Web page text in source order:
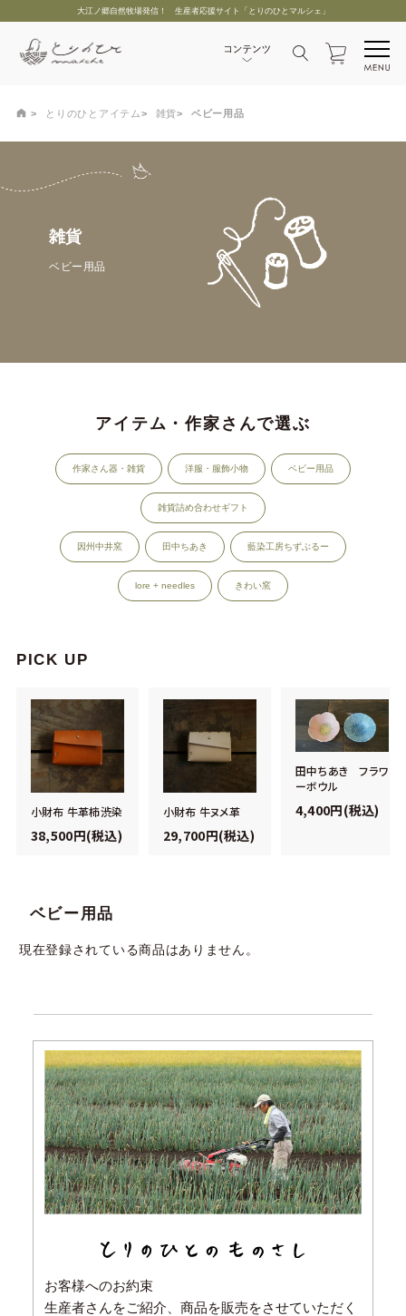
大江ノ郷自然牧場発信！ 生産者応援サイト「とりのひとマルシェ」
とりのひとアイテム 雑貨 ベビー用品
雑貨
ベビー用品
アイテム・作家さんで選ぶ
作家さん器・雑貨 洋服・服飾小物 ベビー用品
雑貨詰め合わせギフト
因州中井窯 田中ちあき 藍染工房ちずぶるー
lore + needles きわい窯
PICK UP
小財布 牛革柿渋染
38,500円(税込)
小財布 牛ヌメ革
29,700円(税込)
田中ちあき フラワ
ーボウル
4,400円(税込)
ベビー用品
現在登録されている商品はありません。
お客様へのお約束
生産者さんをご紹介、商品を販売をさせていただく